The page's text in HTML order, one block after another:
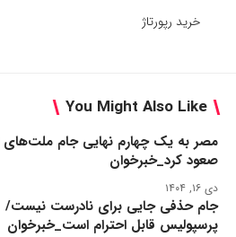
خرید رپورتاژ
You Might Also Like
مصر به یک چهارم نهایی جام ملت‌های
صعود کرد_خبرخوان
دی ۱۶, ۱۴۰۴
جام حذفی جایی برای نادرست نیست/
پرسپولیس قابل احترام است_خبرخوان